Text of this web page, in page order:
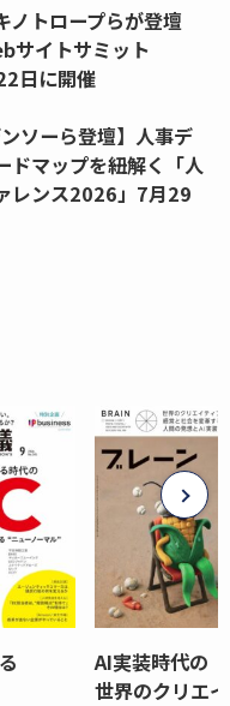
ノトロープらが登壇
サイトサミット
日に開催
ンソーら登壇】人事デ
ドマップを紐解く「人
レンス2026」7月29
AI実装時代の
世界のクリエ